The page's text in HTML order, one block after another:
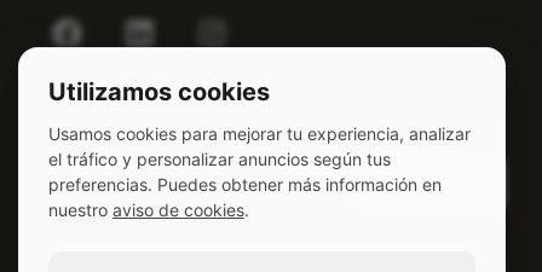
Utilizamos cookies
Usamos cookies para mejorar tu experiencia, analizar
el tráfico y personalizar anuncios según tus
preferencias. Puedes obtener más información en
nuestro aviso de cookies.
VIÑEDO
Meandro de San
Rafael
BODEGA
Viña del Lentisco
S.L.
SUSCRÍBETE